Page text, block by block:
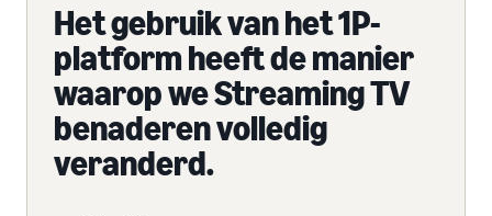
Het gebruik van het 1P-
platform heeft de manier
waarop we Streaming TV
benaderen volledig
veranderd.